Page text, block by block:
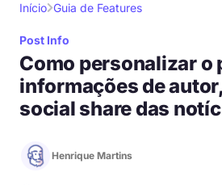
Início Guia de Features
Post Info
Como personalizar o
informações de
social share das
Henrique Martins